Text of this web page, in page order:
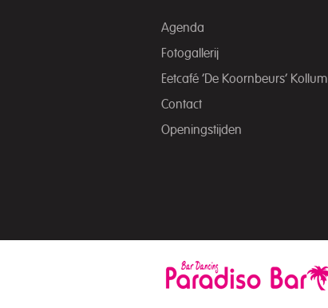
Agenda
Fotogallerij
Eetcafé ‘De Koornbeurs’ Kollum
Contact
Openingstijden